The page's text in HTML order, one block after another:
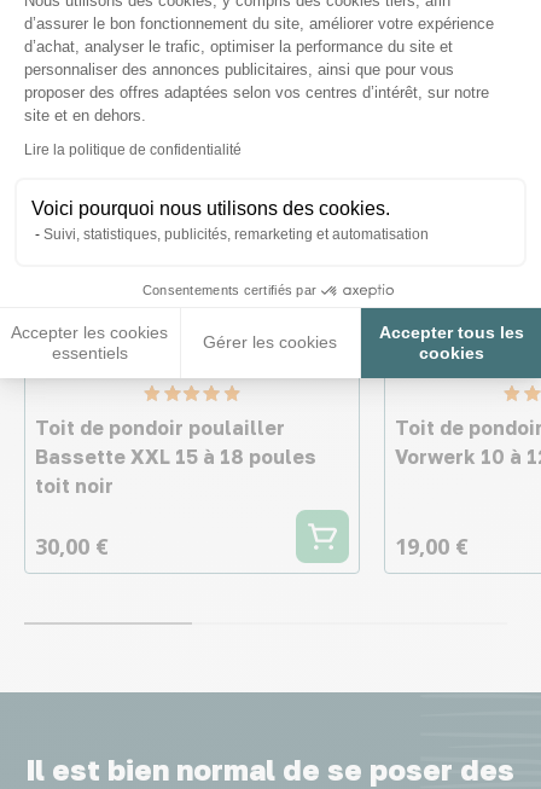
d’assurer le bon fonctionnement du site, améliorer votre expérience
d’achat, analyser le trafic, optimiser la performance du site et
personnaliser des annonces publicitaires, ainsi que pour vous
proposer des offres adaptées selon vos centres d’intérêt, sur notre
site et en dehors.
Lire la politique de confidentialité
Voici pourquoi nous utilisons des cookies.
Suivi, statistiques, publicités, remarketing et automatisation
Consentements certifiés par
Accepter les cookies
essentiels
Gérer les cookies
Accepter tous les
cookies
Axeptio consent
Toit de pondoir poulailler
Bassette XXL 15 à 18 poules
toit noir
30,00 €
Toit de
Vorwerk 10 à
19,00 €
Il est bien normal de se poser des